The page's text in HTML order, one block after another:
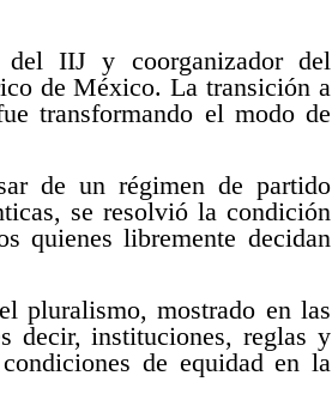
IIJ y coorganizador del
de México. La transición a
transformando el modo de
de un régimen de partido
se resolvió la condición
quienes libremente decidan
pluralismo, mostrado en las
decir, instituciones, reglas y
de equidad en la